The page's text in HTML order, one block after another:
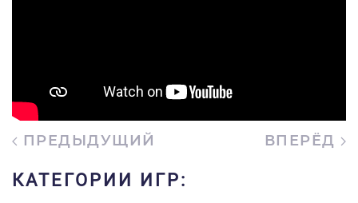
ПРЕДЫДУЩИЙ ВПЕРЁД
КАТЕГОРИИ ИГР: